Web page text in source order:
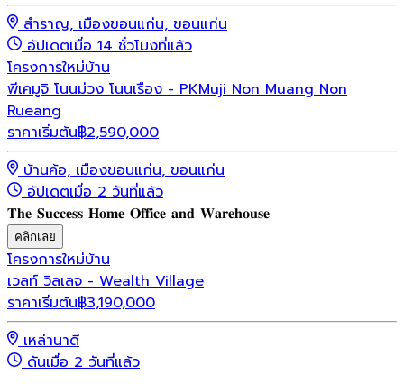
สำราญ, เมืองขอนแก่น, ขอนแก่น
อัปเดตเมื่อ 14 ชั่วโมงที่แล้ว
โครงการใหม่บ้าน
พีเคมูจิ โนนม่วง โนนเรือง - PKMuji Non Muang Non
Rueang
ราคาเริ่มต้น฿2,590,000
บ้านค้อ, เมืองขอนแก่น, ขอนแก่น
อัปเดตเมื่อ 2 วันที่แล้ว
𝐓𝐡𝐞 𝐒𝐮𝐜𝐜𝐞𝐬𝐬 𝐇𝐨𝐦𝐞 𝐎𝐟𝐟𝐢𝐜𝐞 𝐚𝐧𝐝 𝐖𝐚𝐫𝐞𝐡𝐨𝐮𝐬𝐞
คลิกเลย
โครงการใหม่บ้าน
เวลท์ วิลเลจ - Wealth Village
ราคาเริ่มต้น฿3,190,000
เหล่านาดี
ดันเมื่อ 2 วันที่แล้ว